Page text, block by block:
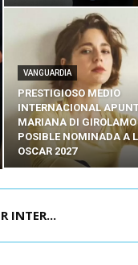
VANGUARDIA
PRESTIGIOSO MEDIO
INTERNACIONAL
MARIANA DI
POSIBLE NOMINADA A
OSCAR 2027
ENC...